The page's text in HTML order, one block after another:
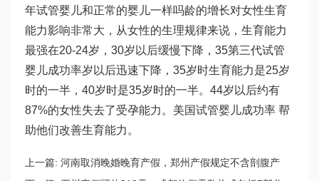
年试管婴儿和正常的婴儿一样吗龄的增长对女性生育
能力影响非常大，从女性的生理规律来说，生育能力
最强在20-24岁，30岁以后缓慢下降，35第三代试管
婴儿成功率岁以后迅速下降，35岁时生育能力是25岁
时的一半，40岁时是35岁时的一半。44岁以后约有
87%的女性失去了受孕能力。美国试管婴儿成功率 帮
助他们改善生育能力。
上一篇: 河南取消晚婚晚育产假，郑州产假规定不含剖腹产